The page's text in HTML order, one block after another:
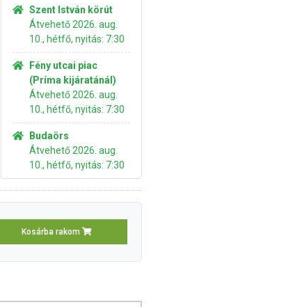
Szent István körút
Átvehető 2026. aug.
10., hétfő, nyitás: 7:30
Fény utcai piac
(Príma kijáratánál)
Átvehető 2026. aug.
10., hétfő, nyitás: 7:30
Budaörs
Átvehető 2026. aug.
10., hétfő, nyitás: 7:30
Kosárba rakom